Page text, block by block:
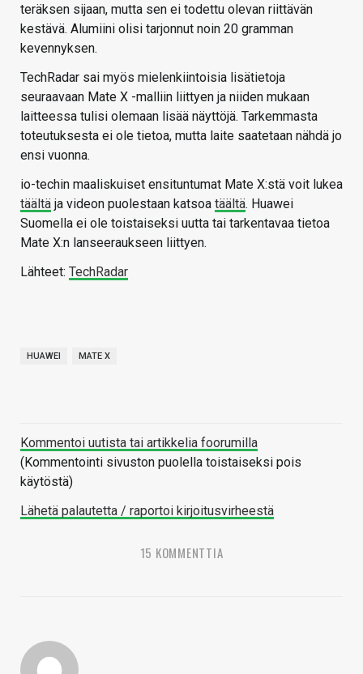
teräksen sijaan, mutta sen ei todettu olevan riittävän
kestävä. Alumiini olisi tarjonnut noin 20 gramman
kevennyksen.
TechRadar sai myös mielenkiintoisia lisätietoja
seuraavaan Mate X -malliin liittyen ja niiden mukaan
laitteessa tulisi olemaan lisää näyttöjä. Tarkemmasta
toteutuksesta ei ole tietoa, mutta laite saatetaan nähdä jo
ensi vuonna.
io-techin maaliskuiset ensituntumat Mate X:stä voit lukea
täältä ja videon puolestaan katsoa täältä. Huawei
Suomella ei ole toistaiseksi uutta tai tarkentavaa tietoa
Mate X:n lanseeraukseen liittyen.
Lähteet: TechRadar
HUAWEI MATE X
Kommentoi uutista tai artikkelia foorumilla
(Kommentointi sivuston puolella toistaiseksi pois
käytöstä)
Lähetä palautetta / raportoi kirjoitusvirheestä
15 KOMMENTTIA